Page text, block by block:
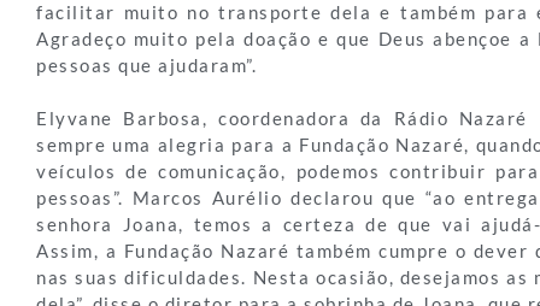
facilitar muito no transporte dela e também para
Agradeço muito pela doação e que Deus abençoe a
pessoas que ajudaram”.
Elyvane Barbosa, coordenadora da Rádio Nazaré
sempre uma alegria para a Fundação Nazaré,
veículos de comunicação, podemos contribuir
pessoas”. Marcos Aurélio declarou que “ao
senhora Joana, temos a certeza de que vai
Assim, a Fundação Nazaré também cumpre o
nas suas dificuldades. Nesta ocasião, desejamos as